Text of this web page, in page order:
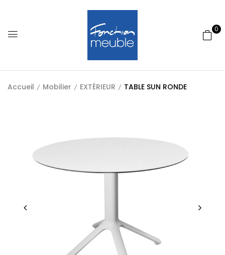
0
Accueil Mobilier EXTÉRIEUR TABLE SUN RONDE